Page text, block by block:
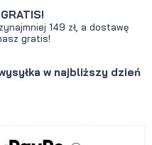
149 zł, a dostawę
gratis!
w najbliższy dzień